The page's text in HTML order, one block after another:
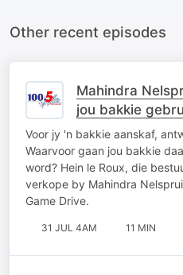
Other recent episodes
Mahindra
jou bakkie
Voor jy 'n bakkie aanskaf,
Waarvoor gaan jou bakkie
word? Hein le Roux, die
verkope by Mahindra
Game Drive.
31 JUL 4AM 11 MIN